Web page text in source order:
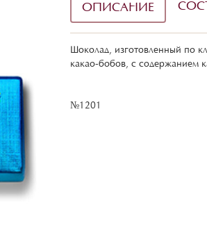
ОПИСАНИЕ
Шоколад, изготовленный по
какао-бобов, с содержанием
№1201